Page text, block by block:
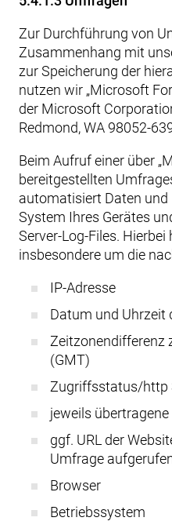
Zur Durchführung von
Zusammenhang mit
zur Speicherung der
nutzen wir „Microsoft
der Microsoft
Redmond, WA 98052-
Beim Aufruf einer über
bereitgestellten
automatisiert Daten
System Ihres Gerätes
Server-Log-Files. Hierbei
insbesondere um die
IP-Adresse
Datum und Uhrzeit
Zeitzonendifferenz
(GMT)
Zugriffsstatus/http
jeweils
ggf. URL der
Umfrage
Browser
Betriebssystem